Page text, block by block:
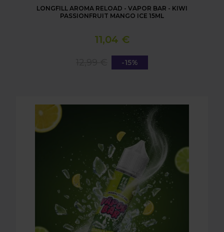
LONGFILL AROMA RELOAD - VAPOR BAR - KIWI
PASSIONFRUIT MANGO ICE 15ML
11,04 €
-15%